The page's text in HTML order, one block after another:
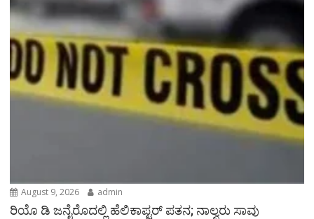
August 9, 2026 admin
ರಿಯೊ ಡಿ ಜನೈರೊದಲ್ಲಿ ಹೆಲಿಕಾಪ್ಟರ್ ಪತನ; ನಾಲ್ವರು ಸಾವು